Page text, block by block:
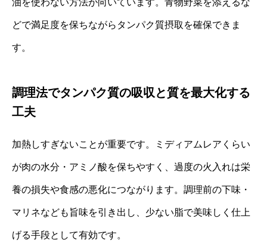
油を使わない方法が向いています。青物野菜を添えるな
どで満足度を保ちながらタンパク質摂取を確保できま
す。
調理法でタンパク質の吸収と質を最大化する
工夫
加熱しすぎないことが重要です。ミディアムレアくらい
が肉の水分・アミノ酸を保ちやすく、過度の火入れは栄
養の損失や食感の悪化につながります。調理前の下味・
マリネなども旨味を引き出し、少ない脂で美味しく仕上
げる手段として有効です。